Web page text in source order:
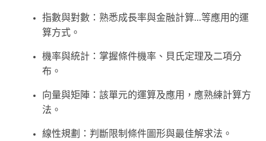
指數與對數：熟悉成長率與金融計算...等應用的運
算方式。
機率與統計：掌握條件機率、貝氏定理及二項分
布。
向量與矩陣：該單元的運算及應用，應熟練計算方
法。
線性規劃：判斷限制條件圖形與最佳解求法。